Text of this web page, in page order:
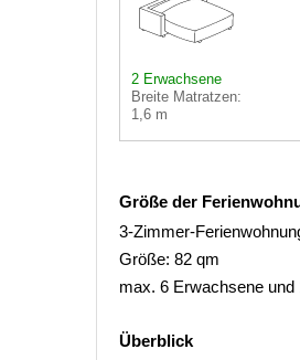
2 Erwachsene
Breite Matratzen:
1,6 m
Größe der
3-Zimmer-
Größe: 82 qm
max. 6 Erwachsene
Überblick